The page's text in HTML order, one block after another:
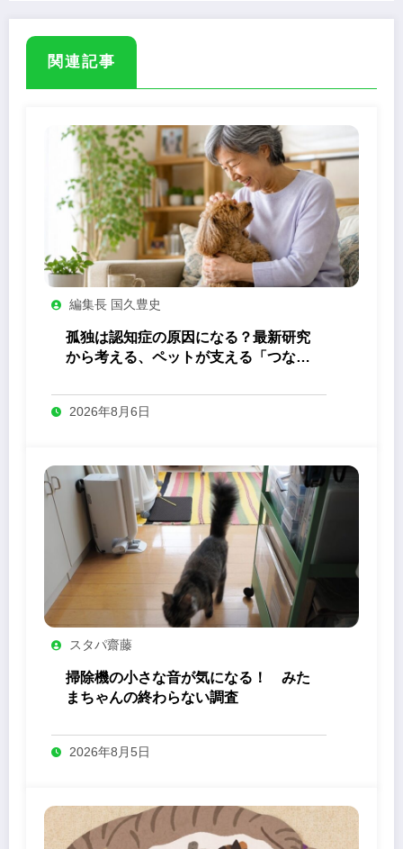
関連記事
編集長 国久豊史
孤独は認知症の原因になる？最新研究
から考える、ペットが支える「つなが
2026年8月6日
スタパ齋藤
掃除機の小さな音が気になる！ みた
まちゃんの終わらない調査
2026年8月5日